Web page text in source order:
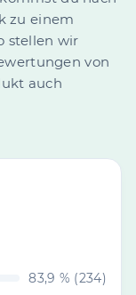
zu einem
stellen wir
von
auch
83,9 % (234)